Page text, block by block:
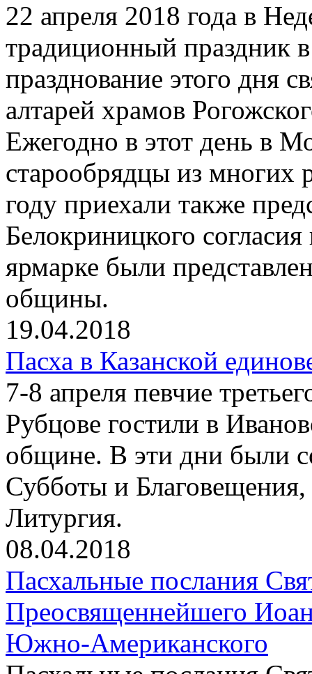
22 апреля 2018 года в
традиционный праздник
празднование этого дня
алтарей храмов
Ежегодно в этот день в
старообрядцы из
году приехали также
Белокриницкого
ярмарке были
общины.
19.04.2018
Пасха в Казанской
7-8 апреля певчие
Рубцове гостили в
общине. В эти дни были
Субботы и Благовещения,
Литургия.
08.04.2018
Пасхальные послания
Преосвященнейшего
Южно-Американского